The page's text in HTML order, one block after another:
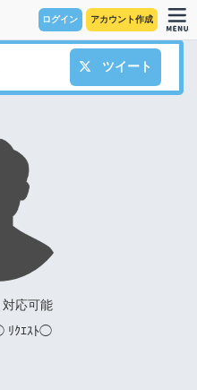
ログイン アカウント作成
ツイート
応可能
ﾘｸｴｽﾄ◯